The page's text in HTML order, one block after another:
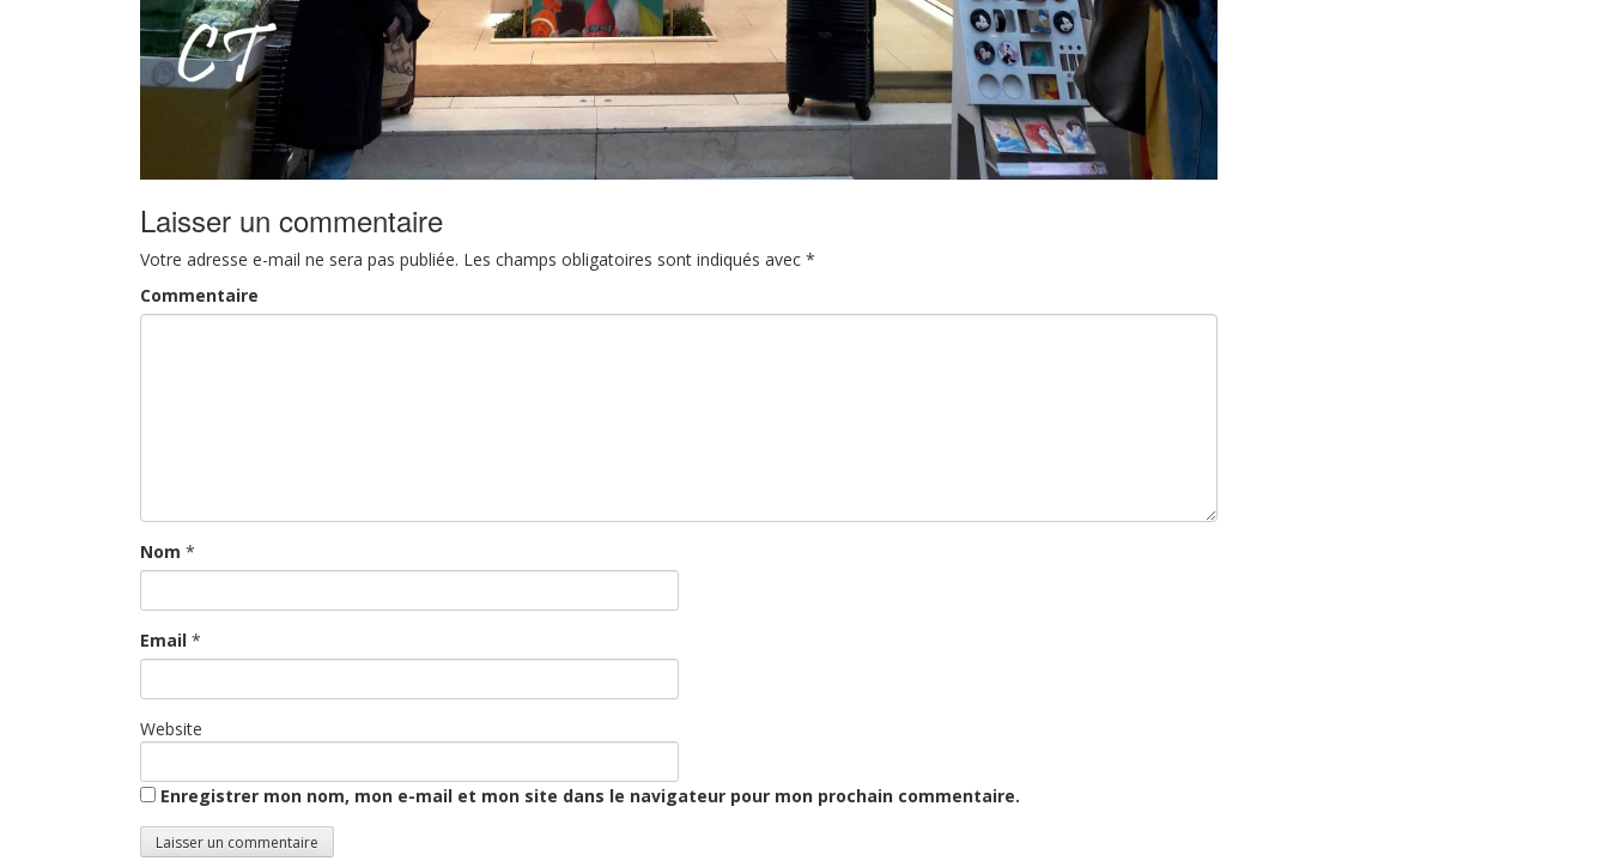
Laisser un commentaire
Votre adresse e-mail ne sera pas publiée. Les champs obligatoires sont indiqués avec *
Commentaire
Nom *
Email *
Website
Enregistrer mon nom, mon e-mail et mon site dans le navigateur pour mon prochain commentaire.